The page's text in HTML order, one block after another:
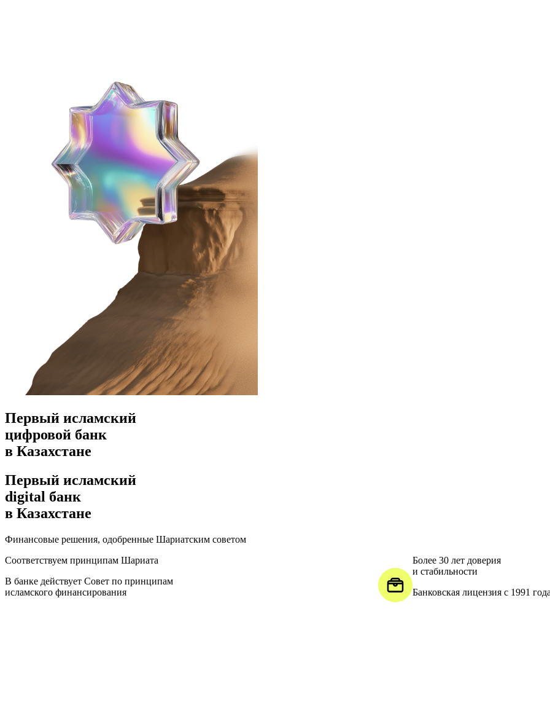
Первый исламский
цифровой банк
в Казахстане
Первый исламский
digital банк
в Казахстане
Финансовые решения, одобренные Шариатским советом
Соответствуем принципам Шариата
В банке действует Совет по принципам
исламского финансирования
Более 30 лет доверия
и стабильности
Банковская лицензия с 1991